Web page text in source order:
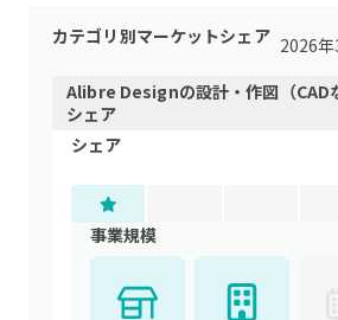
カテゴリ別マーケットシェア 2026
Alibre Designの設計・作図（CAD
シェア
シェア
事業規模